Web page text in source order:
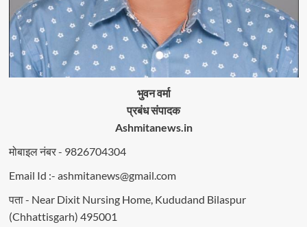
भुवन वर्मा
प्रबंध संपादक
Ashmitanews.in
मोबाइल नंबर - 9826704304
Email Id :- ashmitanews@gmail.com
पता - Near Dixit Nursing Home, Kududand Bilaspur
(Chhattisgarh) 495001